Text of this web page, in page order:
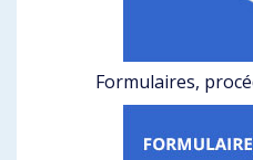
Formulaires,